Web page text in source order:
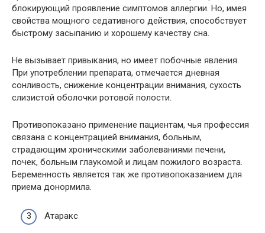
блокирующий проявление симптомов аллергии. Но, имея
свойства мощного седативного действия, способствует
быстрому засыпанию и хорошему качеству сна.
Не вызывает привыкания, но имеет побочные явления.
При употреблении препарата, отмечается дневная
сонливость, снижение концентрации внимания, сухость
слизистой оболочки ротовой полости.
Противопоказано применение пациентам, чья профессия
связана с концентрацией внимания, больным,
страдающим хроническими заболеваниями печени,
почек, больным глаукомой и лицам пожилого возраста.
Беременность является так же противопоказанием для
приема донормила.
Атаракс